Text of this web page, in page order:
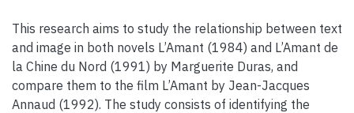
This research aims to study the relationship between text
and image in both novels L’Amant (1984) and L’Amant de
la Chine du Nord (1991) by Marguerite Duras, and
compare them to the film L’Amant by Jean-Jacques
Annaud (1992). The study consists of identifying the